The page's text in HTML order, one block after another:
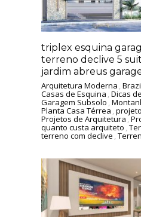
triplex esquina
terreno declive 5
jardim abreus
Arquitetura Moderna ,
Casas de Esquina , Dicas
Garagem Subsolo ,
Planta Casa Térrea ,
Projetos de Arquitetura ,
quanto custa arquiteto ,
terreno com declive ,